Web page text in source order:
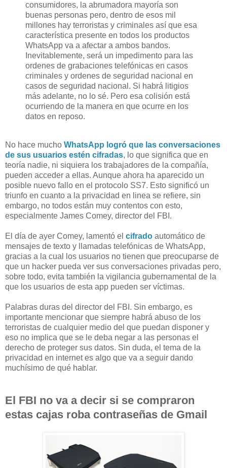
consumidores, la abrumadora mayoría son
buenas personas pero, dentro de esos mil
millones hay terroristas y criminales así que esa
característica presente en todos los productos
WhatsApp va a afectar a ambos bandos.
Inevitablemente, será un impedimento para las
ordenes de grabaciones telefónicas en casos
criminales y ordenes de seguridad nacional en
casos de seguridad nacional. Si habrá litigios
más adelante, no lo sé. Pero esa colisión está
ocurriendo de la manera en que ocurre en los
datos en reposo.
No hace mucho WhatsApp logró que las conversaciones
de sus usuarios estén cifradas, lo que significa que en
teoría nadie, ni siquiera los trabajadores de la compañía,
pueden acceder a ellas. Aunque ahora ha aparecido un
posible nuevo fallo en el protocolo SS7. Esto significó un
triunfo en cuanto a la privacidad en linea se refiere, sin
embargo, no todos están muy contentos con esto,
especialmente James Comey, director del FBI.
El día de ayer Comey, lamentó el cifrado automático de
mensajes de texto y llamadas telefónicas de WhatsApp,
gracias a la cual los usuarios no tienen que preocuparse de
que un hacker pueda ver sus conversaciones privadas pero,
sobre todo, evita también la vigilancia gubernamental de la
que los usuarios de esta app pueden ser víctimas.
Palabras duras del director del FBI. Sin embargo, es
importante mencionar que siempre habrá abuso de los
terroristas de cualquier medio del que puedan disponer y
eso no implica que se le deba negar a las personas el
derecho de proteger sus datos. Sin duda, el tema de la
privacidad en internet es algo que va a seguir dando
muchísimo de qué hablar.
El FBI no va a decir si se compraron
estas cajas roba contraseñas de Gmail